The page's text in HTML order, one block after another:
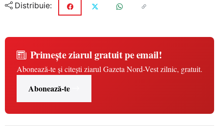
Distribuie:
Primește ziarul gratuit pe email!
Abonează-te și citești ziarul Gazeta Nord-Vest zilnic, gratuit.
Abonează-te